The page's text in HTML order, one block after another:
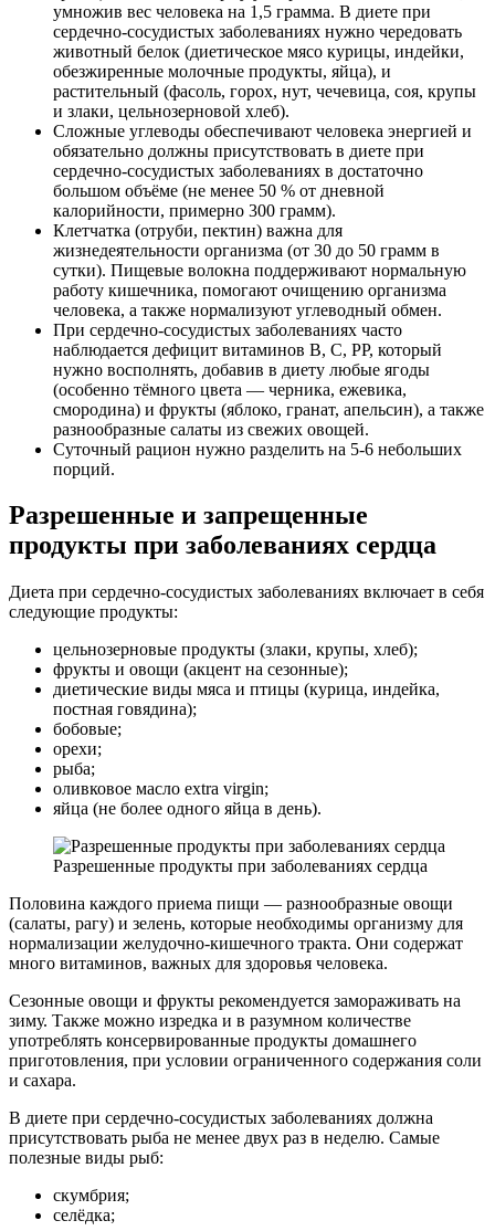
умножив вес человека на 1,5 грамма. В диете при
сердечно-сосудистых заболеваниях нужно чередовать
животный белок (диетическое мясо курицы, индейки,
обезжиренные молочные продукты, яйца), и
растительный (фасоль, горох, нут, чечевица, соя, крупы
и злаки, цельнозерновой хлеб).
Сложные углеводы обеспечивают человека энергией и
обязательно должны присутствовать в диете при
сердечно-сосудистых заболеваниях в достаточно
большом объёме (не менее 50 % от дневной
калорийности, примерно 300 грамм).
Клетчатка (отруби, пектин) важна для
жизнедеятельности организма (от 30 до 50 грамм в
сутки). Пищевые волокна поддерживают нормальную
работу кишечника, помогают очищению организма
человека, а также нормализуют углеводный обмен.
При сердечно-сосудистых заболеваниях часто
наблюдается дефицит витаминов B, C, PP, который
нужно восполнять, добавив в диету любые ягоды
(особенно тёмного цвета — черника, ежевика,
смородина) и фрукты (яблоко, гранат, апельсин), а также
разнообразные салаты из свежих овощей.
Суточный рацион нужно разделить на 5-6 небольших
порций.
Разрешенные и запрещенные
продукты при заболеваниях сердца
Диета при сердечно-сосудистых заболеваниях включает в себя
следующие продукты:
цельнозерновые продукты (злаки, крупы, хлеб);
фрукты и овощи (акцент на сезонные);
диетические виды мяса и птицы (курица, индейка,
постная говядина);
бобовые;
орехи;
рыба;
оливковое масло extra virgin;
яйца (не более одного яйца в день).
Разрешенные продукты при заболеваниях сердца
Половина каждого приема пищи — разнообразные овощи
(салаты, рагу) и зелень, которые необходимы организму для
нормализации желудочно-кишечного тракта. Они содержат
много витаминов, важных для здоровья человека.
Сезонные овощи и фрукты рекомендуется замораживать на
зиму. Также можно изредка и в разумном количестве
употреблять консервированные продукты домашнего
приготовления, при условии ограниченного содержания соли
и сахара.
В диете при сердечно-сосудистых заболеваниях должна
присутствовать рыба не менее двух раз в неделю. Самые
полезные виды рыб:
скумбрия;
селёдка;